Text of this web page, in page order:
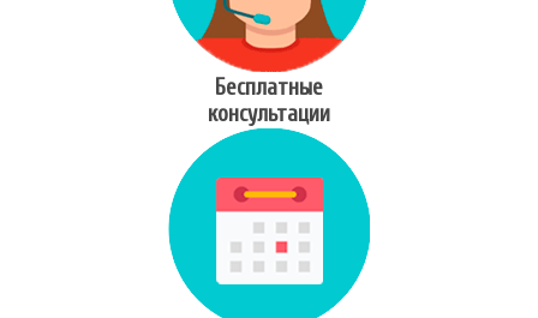
Бесплатные
консультации